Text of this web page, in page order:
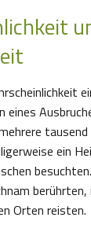
eines
ein
Orten reisten.